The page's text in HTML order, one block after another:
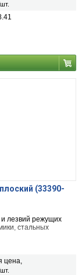
(33390-
и лезвий режущих
стальных
цена,